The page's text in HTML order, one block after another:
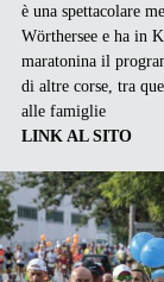
è una spettacolare
Wörthersee e ha in
maratonina il
di altre corse, tra
alle famiglie
LINK AL SITO